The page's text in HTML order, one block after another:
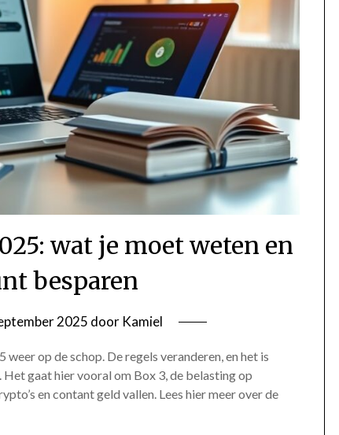
wat je moet weten en
besparen
2025 door Kamiel
op de schop. De regels veranderen, en het is
gaat hier vooral om Box 3, de belasting op
en contant geld vallen. Lees hier meer over de